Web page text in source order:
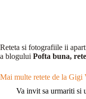
Reteta si fotografiile ii
a blogului Pofta buna,
Mai multe retete de la Gigi
Va invit sa urmariti si